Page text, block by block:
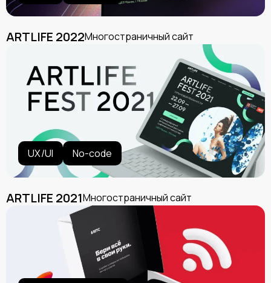
ARTLIFE 2022Многостраничный сайт
UX/UI No-code
ARTLIFE 2021Многостраничный сайт